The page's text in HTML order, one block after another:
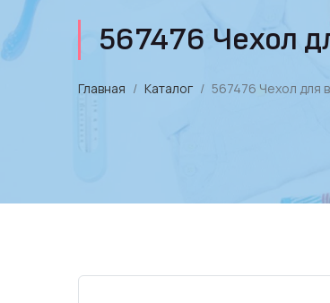
567476 Чехол
Главная Каталог 567476 Чехол для